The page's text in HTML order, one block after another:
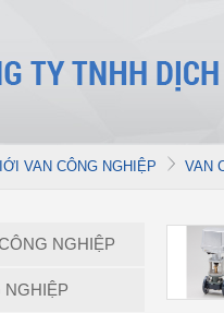
VAN CÔNG NGHIỆP VAN
NGHIỆP
NGHIỆP